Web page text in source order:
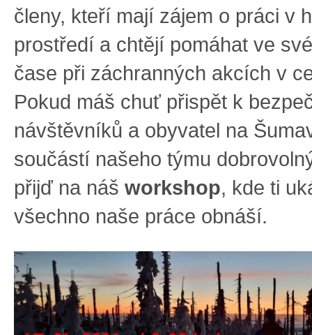
členy, kteří mají zájem o práci v
prostředí a chtějí pomáhat ve
čase při záchranných akcích v
Pokud máš chuť přispět k
návštěvníků a obyvatel na
součástí našeho týmu
přijď na náš workshop, kde ti
všechno naše práce obnáší.